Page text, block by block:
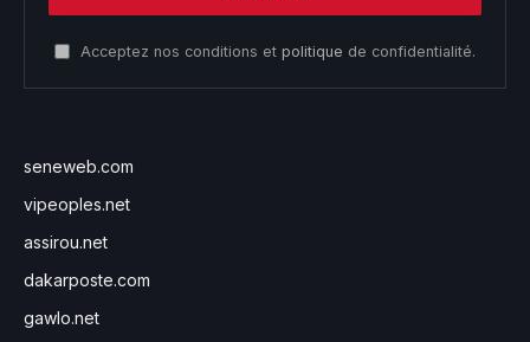
Acceptez nos conditions et politique de confidentialité.
seneweb.com
vipeoples.net
assirou.net
dakarposte.com
gawlo.net